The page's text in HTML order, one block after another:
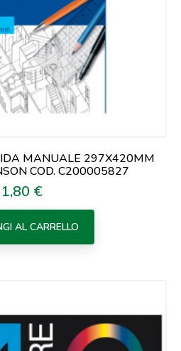
MANUALE 297X420MM
COD. C200005827
Prezzo
1,80 €
AL CARRELLO